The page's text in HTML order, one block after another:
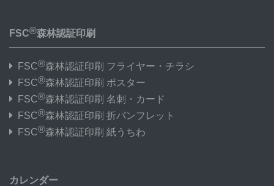
FSC®森林認証印刷
FSC®森林認証印刷 フライヤー・チラシ
FSC®森林認証印刷 ポスター
FSC®森林認証印刷 名刺・カード
FSC®森林認証印刷 折パンフレット
FSC®森林認証印刷 紙うちわ
カレンダー